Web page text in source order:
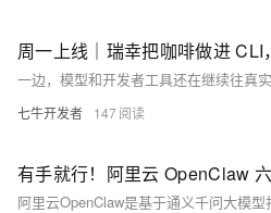
七牛开发者 147